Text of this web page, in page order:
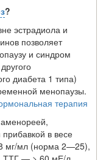
?
эстрадиола и
позволяет
и синдром
диабета 1 типа)
менопаузы.
терапия
в весе
мг/мл (норма 2—25),